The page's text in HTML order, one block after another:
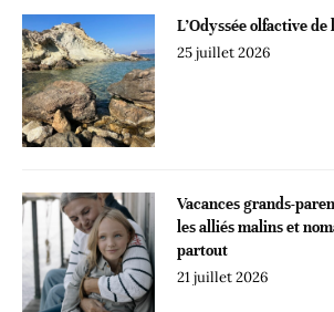
L’Odyssée olfactive de
25 juillet 2026
Vacances grands-
les alliés malins et
partout
21 juillet 2026